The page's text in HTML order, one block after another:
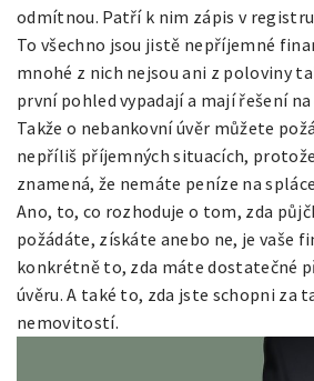
odmítnou. Patří k nim zápis v
To všechno jsou jistě nepříjemné
mnohé z nich nejsou ani z poloviny
první pohled vypadají a mají řešení na
Takže o nebankovní úvěr můžete
nepříliš příjemných situacích,
znamená, že nemáte peníze na
Ano, to, co rozhoduje o tom, zda
požádáte, získáte anebo ne, je vaše
konkrétně to, zda máte dostatečné
úvěru. A také to, zda jste schopni za
nemovitostí.